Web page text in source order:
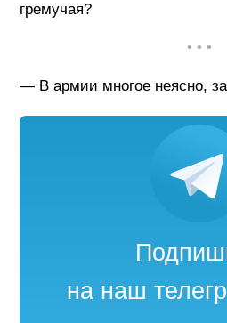
гремучая?
• • •
— В армии многое неясно,
на наш